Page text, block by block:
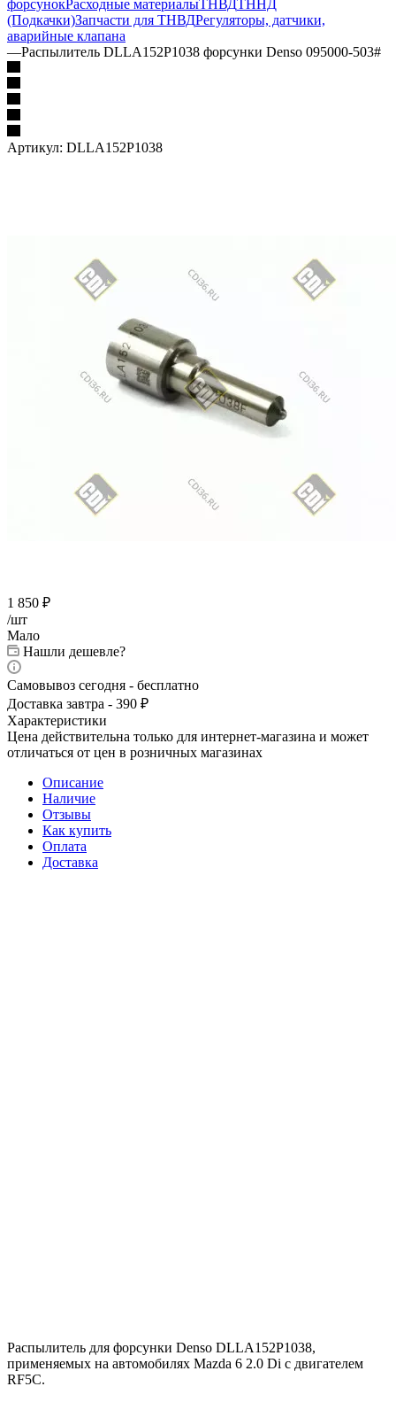
форсунокРасходные материалыТНВД ТННД
(Подкачки)Запчасти для ТНВДРегуляторы, датчики,
аварийные клапана
—Распылитель DLLA152P1038 форсунки Denso 095000-503#
Артикул: DLLA152P1038
1 850 ₽
/шт
Мало
Нашли дешевле?
Самовывоз сегодня - бесплатно
Доставка завтра - 390 ₽
Характеристики
Цена действительна только для интернет-магазина и может
отличаться от цен в розничных магазинах
Описание
Наличие
Отзывы
Как купить
Оплата
Доставка
Распылитель для форсунки Denso DLLA152P1038,
применяемых на автомобилях Mazda 6 2.0 Di с двигателем
RF5C.